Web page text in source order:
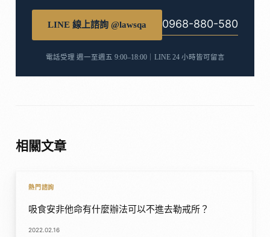
LINE 線上諮詢 @lawsqa 0968-880-580
電話受理 週一至週五 9:00–18:00｜LINE 24 小時皆可留言
相關文章
熱門諮詢
吸食安非他命有什麼辦法可以不進去勒戒所？
2022.02.16